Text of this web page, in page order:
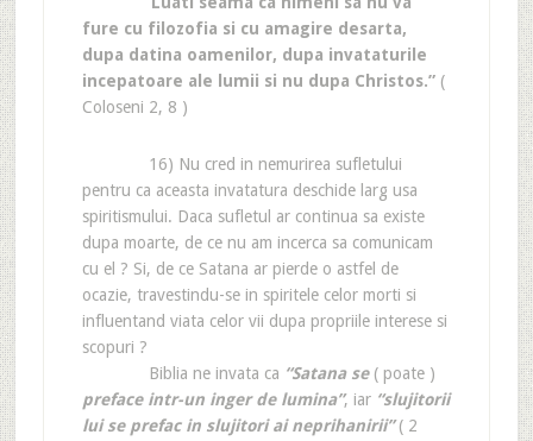
fure cu filozofia si cu amagire desarta,
dupa datina oamenilor, dupa invataturile
incepatoare ale lumii si nu dupa Christos.” (
Coloseni 2, 8 )
16) Nu cred in nemurirea sufletului
pentru ca aceasta invatatura deschide larg usa
spiritismului. Daca sufletul ar continua sa existe
dupa moarte, de ce nu am incerca sa comunicam
cu el ? Si, de ce Satana ar pierde o astfel de
ocazie, travestindu-se in spiritele celor morti si
influentand viata celor vii dupa propriile interese si
scopuri ?
Biblia ne invata ca “Satana se( poate )
preface intr-un inger de lumina”, iar “slujitorii
lui se prefac in slujitori ai neprihanirii”( 2